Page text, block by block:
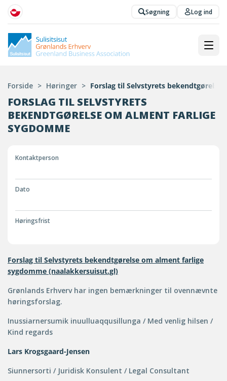
Søgning Log ind
Forside > Høringer > Forslag til Selvstyrets bekendtgørelse
FORSLAG TIL SELVSTYRETS
BEKENDTGØRELSE OM ALMENT FARLIGE
SYGDOMME
Kontaktperson
Dato
Høringsfrist
Forslag til Selvstyrets bekendtgørelse om alment farlige
sygdomme (naalakkersuisut.gl)
Grønlands Erhverv har ingen bemærkninger til ovennævnte
høringsforslag.
Inussiarnersumik inuulluaqqusillunga / Med venlig hilsen /
Kind regards
Lars Krogsgaard-Jensen
Siunnersorti / Juridisk Konsulent / Legal Consultant